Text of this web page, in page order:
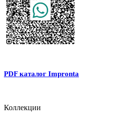
PDF каталог Impronta
Коллекции